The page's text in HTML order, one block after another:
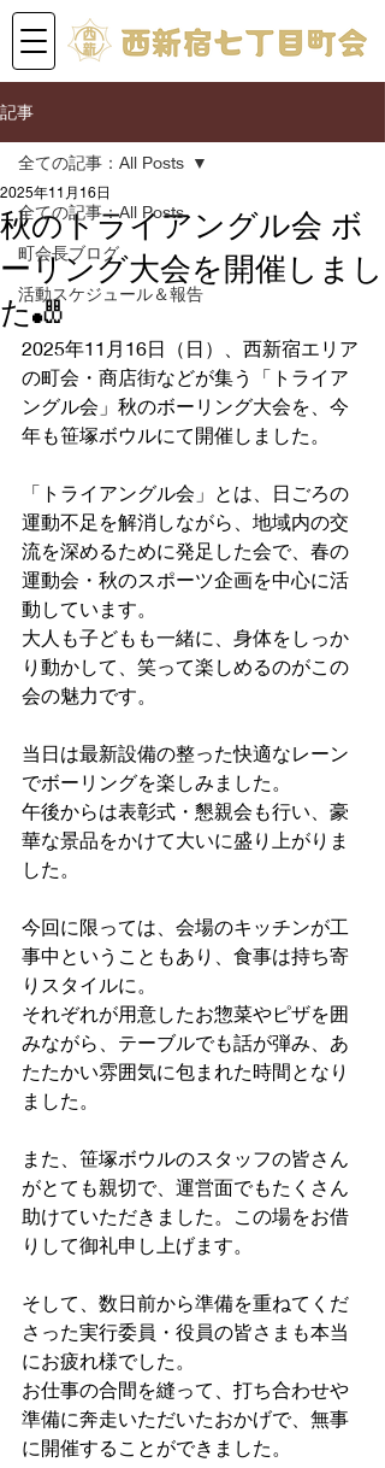
記事
全ての記事：All Posts
町会長ブログ
活動スケジュール＆報告
全ての記事：All Posts
秋のトライアングル会 ボ
ーリング大会を開催しまし
た🎳
2025年11月16日
2025年11月16日（日）、西新宿エリア
の町会・商店街などが集う「トライア
ングル会」秋のボーリング大会を、今
年も笹塚ボウルにて開催しました。
「トライアングル会」とは、日ごろの
運動不足を解消しながら、地域内の交
流を深めるために発足した会で、春の
運動会・秋のスポーツ企画を中心に活
動しています。
大人も子どもも一緒に、身体をしっか
り動かして、笑って楽しめるのがこの
会の魅力です。
当日は最新設備の整った快適なレーン
でボーリングを楽しみました。
午後からは表彰式・懇親会も行い、豪
華な景品をかけて大いに盛り上がりま
した。
今回に限っては、会場のキッチンが工
事中ということもあり、食事は持ち寄
りスタイルに。
それぞれが用意したお惣菜やピザを囲
みながら、テーブルでも話が弾み、あ
たたかい雰囲気に包まれた時間となり
ました。
また、笹塚ボウルのスタッフの皆さん
がとても親切で、運営面でもたくさん
助けていただきました。この場をお借
りして御礼申し上げます。
そして、数日前から準備を重ねてくだ
さった実行委員・役員の皆さまも本当
にお疲れ様でした。
お仕事の合間を縫って、打ち合わせや
準備に奔走いただいたおかげで、無事
に開催することができました。